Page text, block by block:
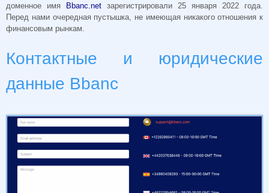
доменное имя Bbanc.net зарегистрировали 25 января 2022 года.
Перед нами очередная пустышка, не имеющая никакого отношения к
финансовым рынкам.
Контактные и юридические
данные Bbanc